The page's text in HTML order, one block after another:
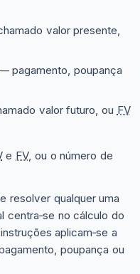
valor presente,
pagamento, poupança
valor futuro, ou FV
e FV, ou o número de
resolver qualquer uma
centra‑se no cálculo do
aplicam‑se a
poupança ou